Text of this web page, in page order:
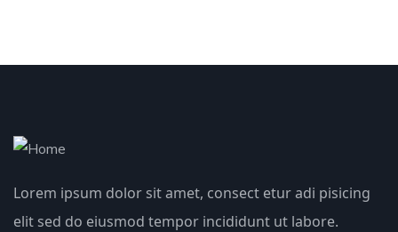
Lorem ipsum dolor sit amet, consect etur adi pisicing
elit sed do eiusmod tempor incididunt ut labore.